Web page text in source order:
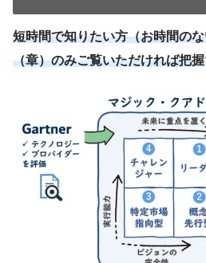
短時間で知りたい方（お時間の
（章）のみご覧いただければ把握